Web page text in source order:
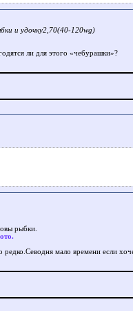
и удочку2,70(40-120wg)
ли для этого «чебурашки»?
рыбки.
редко.Севодня мало времени если